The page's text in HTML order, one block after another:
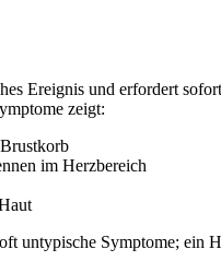
Ereignis und erfordert
zeigt:
im Herzbereich
untypische Symptome;